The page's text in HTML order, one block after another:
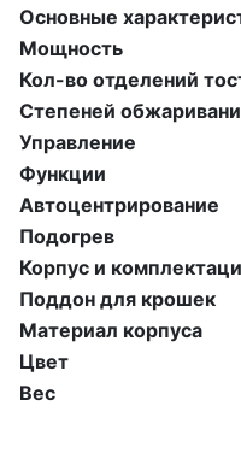
Основные
Мощность
Кол-во отделений
Степеней
Управление
Функции
Автоцентрирование
Подогрев
Корпус и
Поддон для крошек
Материал корпуса
Цвет
Вес